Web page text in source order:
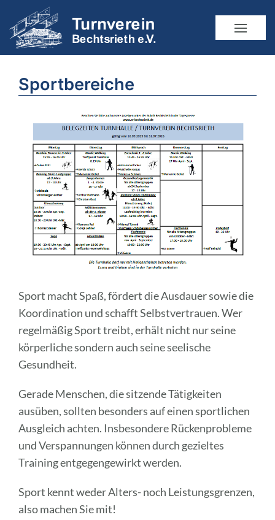
Sportbereiche
Sport macht Spaß, fördert die Ausdauer sowie die
Koordination und schafft Selbstvertrauen. Wer
regelmäßig Sport treibt, erhält nicht nur seine
körperliche sondern auch seine seelische
Gesundheit.
Gerade Menschen, die sitzende Tätigkeiten
ausüben, sollten besonders auf einen sportlichen
Ausgleich achten. Insbesondere Rückenprobleme
und Verspannungen können durch gezieltes
Training entgegengewirkt werden.
Sport kennt weder Alters- noch Leistungsgrenzen,
also machen Sie mit!